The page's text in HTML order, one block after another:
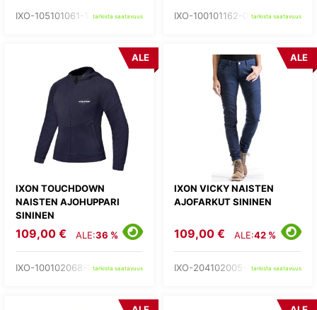
IXO-105101061-18-tarkista saatavuus IXO-100101162-03-tarkista saatavuus
IXON TOUCHDOWN
NAISTEN AJOHUPPARI
SININEN
ALE
109,00 € ALE:36 %
IXO-100102068-37-tarkista saatavuus
IXON VICKY NAISTEN
AJOFARKUT SININEN
ALE
109,00 € ALE:42 %
IXO-204102005-04-tarkista saatavuus